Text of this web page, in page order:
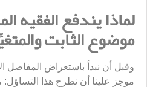
لماذا يندفع الفقيه
موضوع الثابت
وقبل أن نبدأ باستعراض المفاصل
موجز علينا أن نطرح هذا التساؤل: